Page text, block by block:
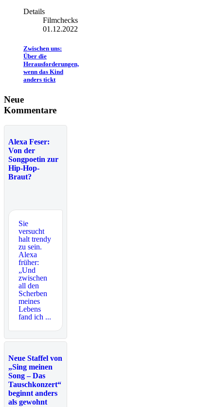
Details
Filmchecks
01.12.2022
Zwischen uns:
Über die
Herausforderungen,
wenn das Kind
anders tickt
Neue
Kommentare
Alexa Feser:
Von der
Songpoetin zur
Hip-Hop-
Braut?
Sie
versucht
halt trendy
zu sein.
Alexa
früher:
„Und
zwischen
all den
Scherben
meines
Lebens
fand ich ...
Neue Staffel von
„Sing meinen
Song – Das
Tauschkonzert“
beginnt anders
als gewohnt